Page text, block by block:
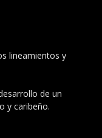
lineamientos y
de un
y caribeño.